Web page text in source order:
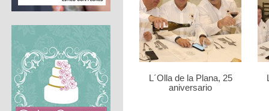
L´Olla de la Plana, 25
aniversario